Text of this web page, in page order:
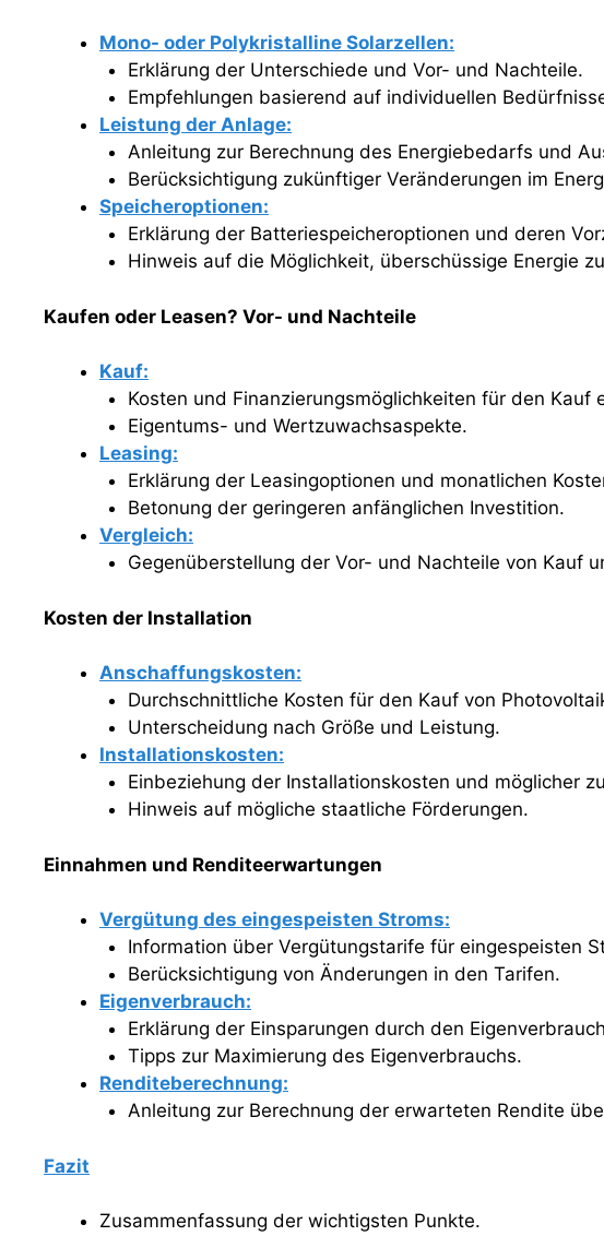
Mono- oder Polykristalline Solarzellen:
Erklärung der Unterschiede und Vor- und Nachteile.
Empfehlungen basierend auf individuellen
Leistung der Anlage:
Anleitung zur Berechnung des Energiebedarfs und
Berücksichtigung zukünftiger Veränderungen im
Speicheroptionen:
Erklärung der Batteriespeicheroptionen und deren
Hinweis auf die Möglichkeit, überschüssige Energie
Kaufen oder Leasen? Vor- und Nachteile
Kauf:
Kosten und Finanzierungsmöglichkeiten für den Kauf
Eigentums- und Wertzuwachsaspekte.
Leasing:
Erklärung der Leasingoptionen und monatlichen
Betonung der geringeren anfänglichen Investition.
Vergleich:
Gegenüberstellung der Vor- und Nachteile von Kauf
Kosten der Installation
Anschaffungskosten:
Durchschnittliche Kosten für den Kauf von
Unterscheidung nach Größe und Leistung.
Installationskosten:
Einbeziehung der Installationskosten und möglicher
Hinweis auf mögliche staatliche Förderungen.
Einnahmen und Renditeerwartungen
Vergütung des eingespeisten Stroms:
Information über Vergütungstarife für eingespeisten
Berücksichtigung von Änderungen in den Tarifen.
Eigenverbrauch:
Erklärung der Einsparungen durch den
Tipps zur Maximierung des Eigenverbrauchs.
Renditeberechnung:
Anleitung zur Berechnung der erwarteten Rendite
Fazit
Zusammenfassung der wichtigsten Punkte.